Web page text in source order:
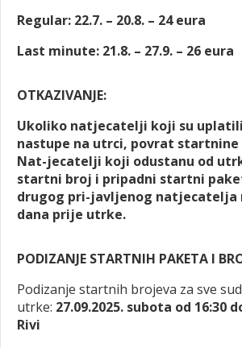
Regular: 22.7. – 20.8. – 24 eura
Last minute: 21.8. – 27.9. – 26 eura
OTKAZIVANJE:
Ukoliko natjecatelji koji su
nastupe na utrci, povrat startnine
Nat-jecatelji koji odustanu od
startni broj i pripadni startni
drugog pri-javljenog natjecatelja
dana prije utrke.
PODIZANJE STARTNIH PAKETA I
Podizanje startnih brojeva za sve
utrke: 27.09.2025. subota od 16:30
Rivi